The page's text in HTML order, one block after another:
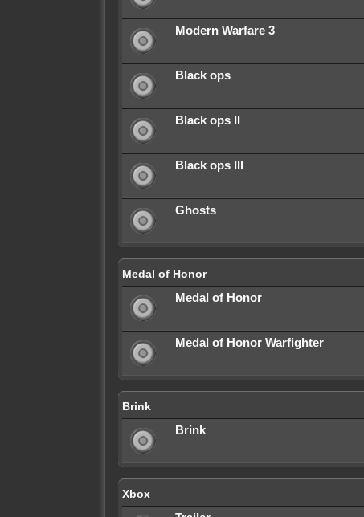
Modern Warfare 3
Black ops
Black ops II
Black ops III
Ghosts
Medal of Honor
Medal of Honor
Medal of Honor Warfighter
Brink
Brink
Xbox